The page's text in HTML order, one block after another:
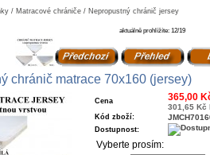
/ Matracové chrániče / Nepropustný chránič jersey
aktuálně prohlížíte: 12/19
chránič matrace 70x160 (jersey)
Cena 365,00
301,65 Kč
Kód zboží:
Dostupnost:
Vyberte prosím: